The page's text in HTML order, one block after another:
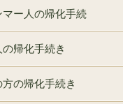
マー人の帰化手続
の帰化手続き
方の帰化手続き